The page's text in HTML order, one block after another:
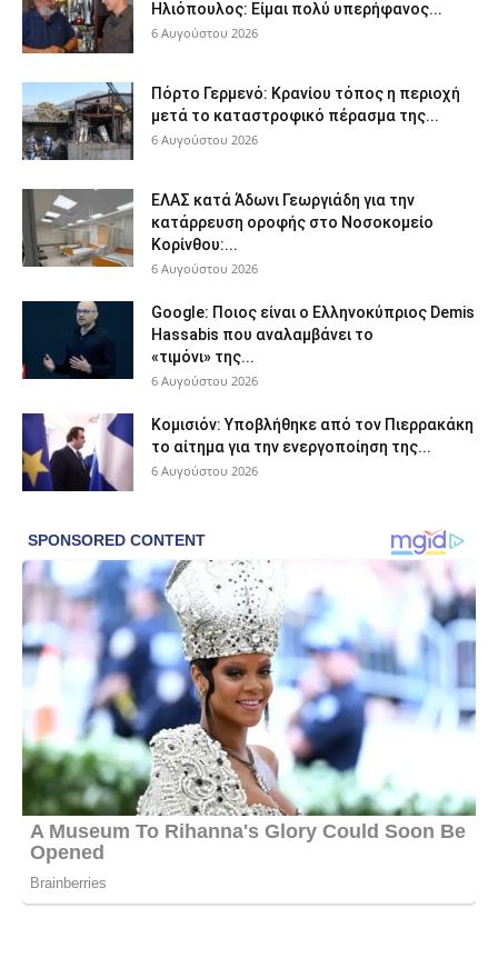
Ηλιόπουλος: Είμαι πολύ υπερήφανος...
6 Αυγούστου 2026
Πόρτο Γερμενό: Κρανίου τόπος η περιοχή
μετά το καταστροφικό πέρασμα της...
6 Αυγούστου 2026
ΕΛΑΣ κατά Άδωνι Γεωργιάδη για την
κατάρρευση οροφής στο Νοσοκομείο
Κορίνθου:...
6 Αυγούστου 2026
Google: Ποιος είναι ο Ελληνοκύπριος Demis
Hassabis που αναλαμβάνει το
«τιμόνι» της...
6 Αυγούστου 2026
Κομισιόν: Υποβλήθηκε από τον Πιερρακάκη
το αίτημα για την ενεργοποίηση της...
6 Αυγούστου 2026